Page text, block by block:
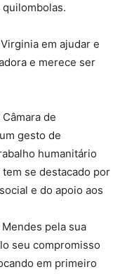
em ajudar e
e merece ser
de
gesto de
humanitário
se destacado por
e do apoio aos
pela sua
seu compromisso
em primeiro